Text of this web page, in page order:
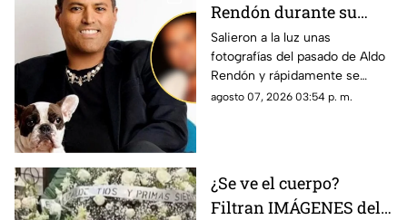
Rendón durante su
juventud; ¿quién es y
por qué todos hablan
de él?
Salieron a la luz unas
fotografías del pasado de Aldo
Rendón y rápidamente se
hicieron virales por cómo se
agosto 07, 2026 03:54 p. m.
¿Se ve el cuerpo?
Filtran IMÁGENES del